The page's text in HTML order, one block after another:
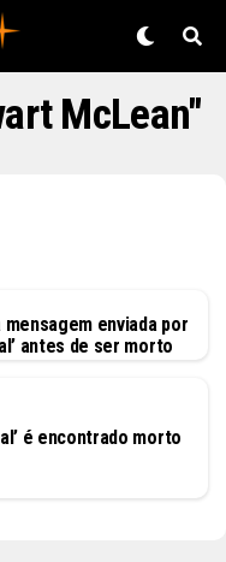
McLean"
enviada por
antes de ser morto
é encontrado morto